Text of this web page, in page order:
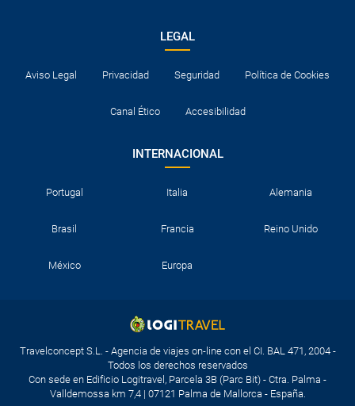
LEGAL
Aviso Legal Privacidad Seguridad Política de Cookies
Canal Ético Accesibilidad
INTERNACIONAL
Portugal Italia Alemania
Brasil Francia Reino Unido
México Europa
Travelconcept S.L. - Agencia de viajes on-line con el CI. BAL 471, 2004 -
Todos los derechos reservados
Con sede en Edificio Logitravel, Parcela 3B (Parc Bit) - Ctra. Palma -
Valldemossa km 7,4 | 07121 Palma de Mallorca - España.